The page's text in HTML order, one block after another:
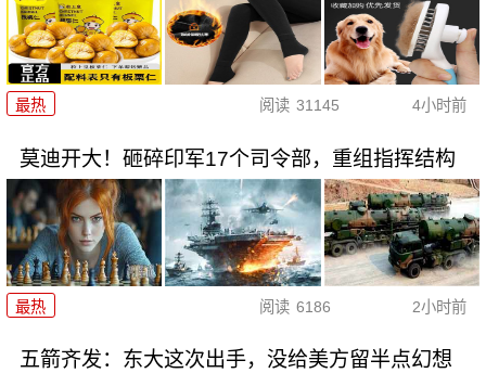
最热 阅读 31145 4小时前
莫迪开大！砸碎印军17个司令部，重组指挥结构
最热 阅读 6186 2小时前
五箭齐发：东大这次出手，没给美方留半点幻想